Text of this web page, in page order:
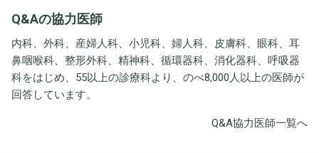
Q&Aの協力医師
内科、外科、産婦人科、小児科、婦人科、皮膚科、眼科、耳
鼻咽喉科、整形外科、精神科、循環器科、消化器科、呼吸器
科をはじめ、55以上の診療科より、のべ8,000人以上の医師が
回答しています。
Q&A協力医師一覧へ